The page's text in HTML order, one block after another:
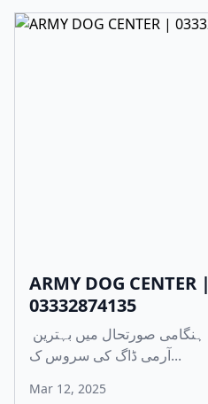
ARMY DOG CENTER |
03332874135
آرمی ڈاگ کی سروس ک...
Mar 12, 2025